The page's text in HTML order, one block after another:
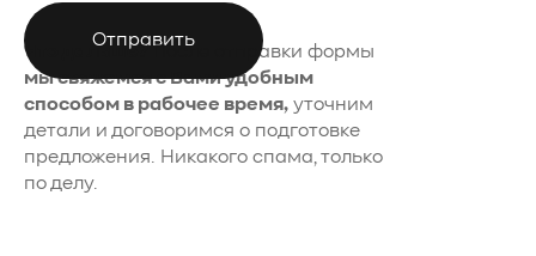
Отправить
Что дальше?
После отправки формы
мы свяжемся с Вами удобным
способом в рабочее время, уточним
детали и договоримся о подготовке
предложения. Никакого спама, только
по делу.